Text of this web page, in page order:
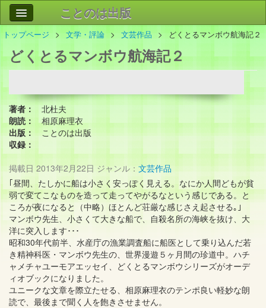
ことのは出版
作品
事業案内
会社情報
トップページ 文学・評論 文芸作品 どくとるマンボウ航海記２
どくとるマンボウ航海記２
著者：
北杜夫
朗読：
相原麻理衣
出版：
ことのは出版
収録：
掲載日 2013年2月22日 ジャンル： 文芸作品
｢昼間、たしかに船は小さく安っぽく見える。なにか人間どもが貧
弱で変てこなものを造って走ってやがるなという感じである。と
ころが夜になると（中略）ほとんど荘厳な感じさえ起させる｡｣
マンボウ先生、小さくて大きな船で、自殺名所の海峡を抜け、大
洋に突入します･･･
昭和30年代前半、水産庁の漁業調査船に船医として乗り込んだ若
き精神科医・マンボウ先生の、世界漫遊５ヶ月間の珍道中。ハチ
ャメチャユーモアエッセイ、どくとるマンボウシリーズがオーデ
ィオブックになりました。
ユニークな文章を際立たせる、相原麻理衣のテンポ良い軽妙な朗
読で、最後まで聞く人を飽きさせません。